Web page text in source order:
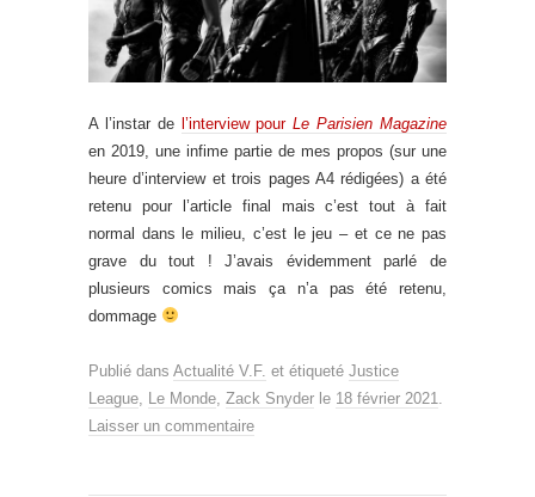
A l’instar de l’interview pourLe Parisien Magazine
en 2019, une infime partie de mes propos (sur une
heure d’interview et trois pages A4 rédigées) a été
retenu pour l’article final mais c’est tout à fait
normal dans le milieu, c’est le jeu – et ce ne pas
grave du tout ! J’avais évidemment parlé de
plusieurs comics mais ça n’a pas été retenu,
dommage
Publié dans Actualité V.F. et étiqueté Justice
League
Le Monde Zack Snyder le 18 février 2021
Laisser un commentaire